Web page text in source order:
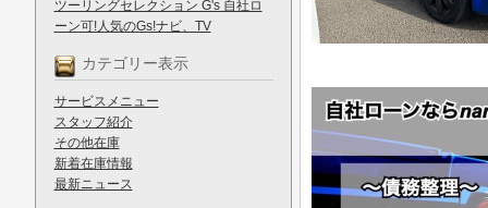
ツーリングセレクション G's 自社ロ
ーン可!人気のGs!ナビ、TV
カテゴリー表示
サービスメニュー
スタッフ紹介
その他在庫
新着在庫情報
最新ニュース